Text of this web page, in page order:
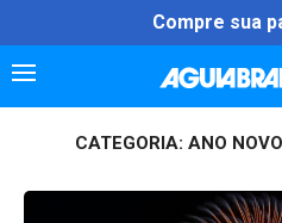
to
content
Compre sua
CATEGORIA: ANO